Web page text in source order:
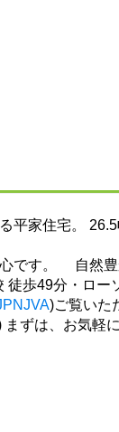
平家住宅。
です。 自然豊
歩49分・ロー
)ご覧いた
ずは、お気軽